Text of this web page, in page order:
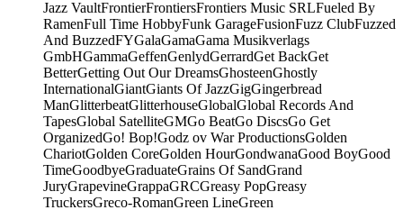
Jazz VaultFrontierFrontiersFrontiers Music SRLFueled By
RamenFull Time HobbyFunk GarageFusionFuzz ClubFuzzed
And BuzzedFYGalaGamaGama Musikverlags
GmbHGammaGeffenGenlydGerrardGet BackGet
BetterGetting Out Our DreamsGhosteenGhostly
InternationalGiantGiants Of JazzGigGingerbread
ManGlitterbeatGlitterhouseGlobalGlobal Records And
TapesGlobal SatelliteGMGo BeatGo DiscsGo Get
OrganizedGo! Bop!Godz ov War ProductionsGolden
ChariotGolden CoreGolden HourGondwanaGood BoyGood
TimeGoodbyeGraduateGrains Of SandGrand
JuryGrapevineGrappaGRCGreasy PopGreasy
TruckersGreco-RomanGreen LineGreen